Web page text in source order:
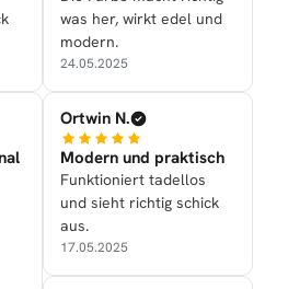
was her, wirkt edel und
modern.
24.05.2025
Ortwin N.
Modern und praktisch
Funktioniert tadellos
und sieht richtig schick
aus.
17.05.2025